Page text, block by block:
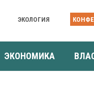
ЭКОЛОГИЯ
ЭКОНОМИКА